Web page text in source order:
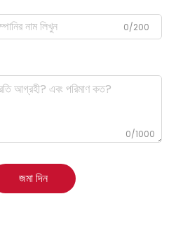
0/200
0/1000
জমা দিন